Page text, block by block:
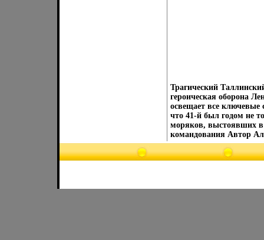
Трагический
героическая оборона
освещает все ключевые
что 41-й был годом не
моряков, выстоявших в
командования Автор